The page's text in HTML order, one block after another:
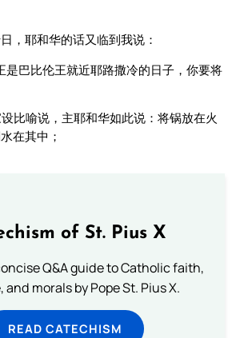
，耶和华的话又临到我说：
是巴比伦王就近耶路撒冷的日子，你要将
比喻说，主耶和华如此说：将锅放在火
在其中；
of St. Pius X
Q&A guide to Catholic faith,
morals by Pope St. Pius X.
READ CATECHISM